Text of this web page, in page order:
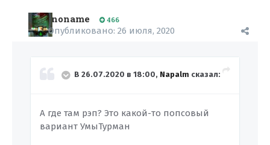
noname 466
Опубликовано: 26 июля, 2020
В 26.07.2020 в 18:00, Napalm сказал:
А где там рэп? Это какой-то попсовый
вариант УмыТурман